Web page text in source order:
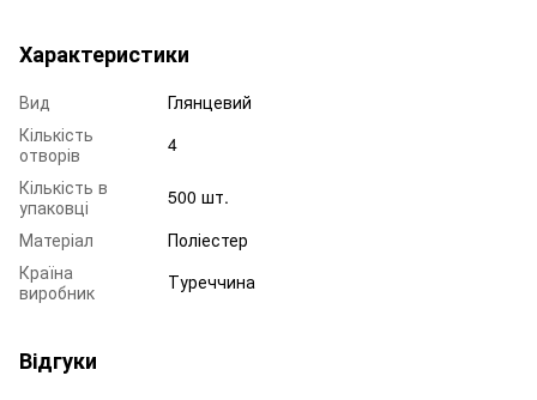
Характеристики
Вид
Глянцевий
Кількість
отворів
4
Кількість в
упаковці
500 шт.
Матеріал
Поліестер
Країна
виробник
Туреччина
Відгуки